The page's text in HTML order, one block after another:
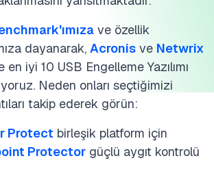
ve özellik
dayanarak, Acronis ve Netwrix
iyi 10 USB Engelleme Yazılımı
Neden onları seçtiğimizi
takip ederek görün:
Protect birleşik platform için
Protector güçlü aygıt kontrolü
gösterin